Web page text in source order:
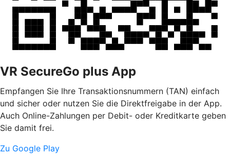
VR SecureGo plus App
Empfangen Sie Ihre Transaktionsnummern (TAN) einfach
und sicher oder nutzen Sie die Direktfreigabe in der App.
Auch Online-Zahlungen per Debit- oder Kreditkarte geben
Sie damit frei.
Zu Google Play